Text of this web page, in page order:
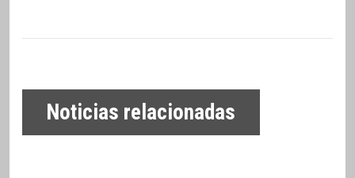
Noticias relacionadas